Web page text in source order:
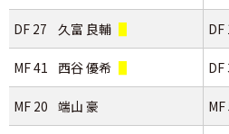
DF 27 久富 良輔 DF
MF 41 西谷 優希 DF
MF 20 端山 豪 MF